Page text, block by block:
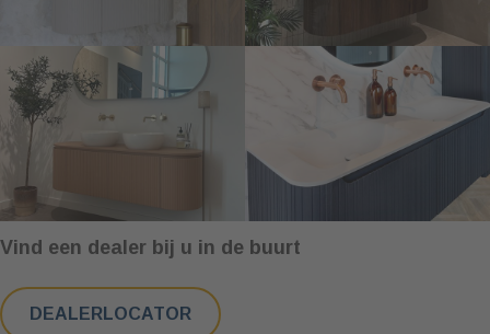
Vind een dealer bij u in de buurt
DEALERLOCATOR